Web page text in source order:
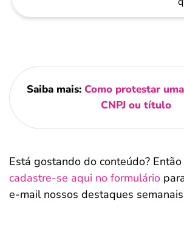
Saiba mais: Como protestar
CNPJ ou título
Está gostando do conteúdo?
cadastre-se aqui no formulário
e-mail nossos destaques